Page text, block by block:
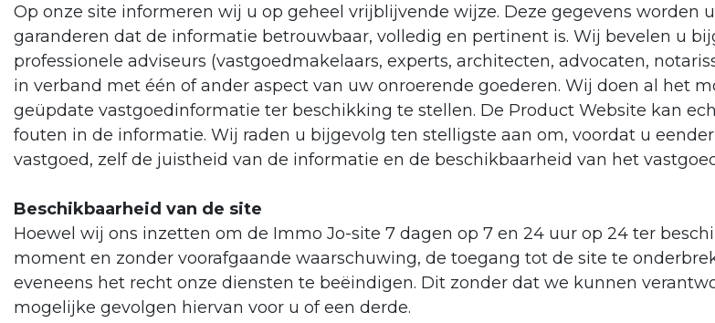
Op onze site informeren wij u op geheel vrijblijvende wijze. Deze gegevens
garanderen dat de informatie betrouwbaar, volledig en pertinent is. Wij bevelen u
professionele adviseurs (vastgoedmakelaars, experts, architecten, advocaten,
in verband met één of ander aspect van uw onroerende goederen. Wij doen al het
geüpdate vastgoedinformatie ter beschikking te stellen. De Product Website kan
fouten in de informatie. Wij raden u bijgevolg ten stelligste aan om, voordat u
vastgoed, zelf de juistheid van de informatie en de beschikbaarheid van het
Beschikbaarheid van de site
Hoewel wij ons inzetten om de Immo Jo-site 7 dagen op 7 en 24 uur op 24 ter
moment en zonder voorafgaande waarschuwing, de toegang tot de site te
eveneens het recht onze diensten te beëindigen. Dit zonder dat we kunnen
mogelijke gevolgen hiervan voor u of een derde.